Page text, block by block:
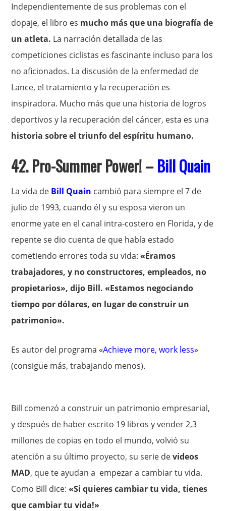
Independientemente de sus problemas con el
dopaje, el libro es mucho más que una biografía de
un atleta. La narración detallada de las
competiciones ciclistas es fascinante incluso para los
no aficionados. La discusión de la enfermedad de
Lance, el tratamiento y la recuperación es
inspiradora. Mucho más que una historia de logros
deportivos y la recuperación del cáncer, esta es una
historia sobre el triunfo del espíritu humano.
42. Pro-Summer Power! –Bill Quain
La vida de Bill Quain cambió para siempre el 7 de
julio de 1993, cuando él y su esposa vieron un
enorme yate en el canal intra-costero en Florida, y de
repente se dio cuenta de que había estado
cometiendo errores toda su vida:«Éramos
trabajadores, y no constructores, empleados, no
propietarios», dijo Bill. «Estamos negociando
tiempo por dólares, en lugar de construir un
patrimonio».
Es autor del programa«Achieve more, work less»
(consigue más, trabajando menos).
Bill comenzó a construir un patrimonio empresarial,
y después de haber escrito 19 libros y vender 2,3
millones de copias en todo el mundo, volvió su
atención a su último proyecto, su serie devideos
MAD, que te ayudan a empezar a cambiar tu vida.
Como Bill dice:«Si quieres cambiar tu vida, tienes
que cambiar tu vida!»